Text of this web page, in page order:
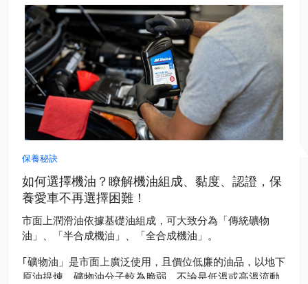
保養秘訣
如何選擇機油？瞭解機油組成、黏度、認證，保
養愛車不再選擇困難！
市面上潤滑油依據基礎油組成，可大致分為「傳統礦物
油」、「半合成機油」、「全合成機油」。
｢礦物油」是市面上廣泛使用，且價位低廉的油品，以地下
原油提煉，礦物油分子較為脆弱，不論是低溫或高溫流動